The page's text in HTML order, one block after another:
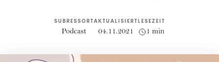
SUBRESSORT
Podcast
AKTUALISIERT
04.11.2021
LESEZEIT
1 min